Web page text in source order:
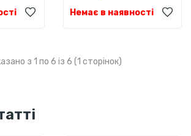
Немає в наявності
з 1 по 6 із 6 (1 сторінок)